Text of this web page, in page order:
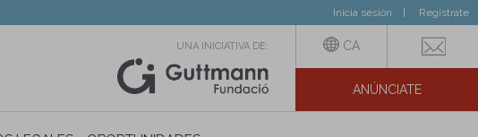
Inicia sesión Regístrate
UNA INICIATIVA DE: CA
ANÚNCIATE